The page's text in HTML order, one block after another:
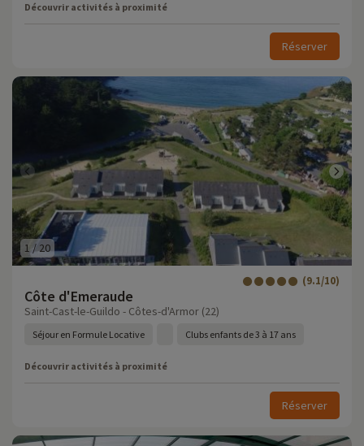
Découvrir activités à proximité
Réserver
1 /20
Côte d'Emeraude
(9.1/10)
Saint-Cast-le-Guildo - Côtes-d'Armor (22)
Séjour en Formule Locative Clubs enfants de 3 à 17 ans
Découvrir activités à proximité
Réserver